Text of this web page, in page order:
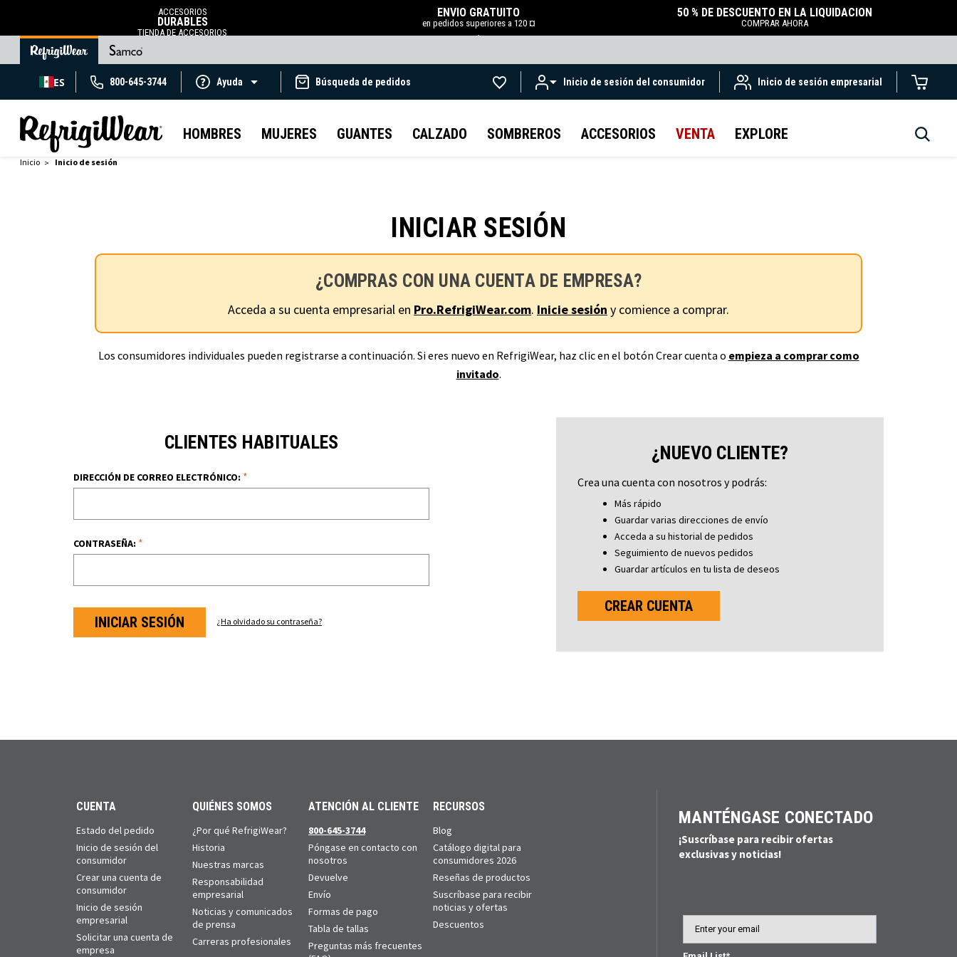
ACCESORIOS
DURABLES
TIENDA DE ACCESORIOS
ENVÍO GRATUITO
en pedidos superiores a 120 ¤
.
50 % DE DESCUENTO EN LA LIQUIDACIÓN
COMPRAR AHORA
ES 800-645-3744 Ayuda Búsqueda de pedidos Inicio de sesión del consumidor Inicio de sesión empresarial
HOMBRES MUJERES GUANTES CALZADO SOMBREROS ACCESORIOS VENTA EXPLORE
Inicio Inicio de sesión
INICIAR SESIÓN
¿COMPRAS CON UNA CUENTA DE EMPRESA?
Acceda a su cuenta empresarial en Pro.RefrigiWear.com. Inicie sesión y comience a comprar.
Los consumidores individuales pueden registrarse a continuación. Si eres nuevo en RefrigiWear, haz clic en el botón Crear cuenta o empieza a comprar como
invitado.
CLIENTES HABITUALES
DIRECCIÓN DE CORREO ELECTRÓNICO: *
CONTRASEÑA: *
¿Ha olvidado su contraseña?
¿NUEVO CLIENTE?
Crea una cuenta con nosotros y podrás:
Más rápido
Guardar varias direcciones de envío
Acceda a su historial de pedidos
Seguimiento de nuevos pedidos
Guardar artículos en tu lista de deseos
CREAR CUENTA
CUENTA
Estado del pedido
Inicio de sesión del
consumidor
Crear una cuenta de
consumidor
Inicio de sesión
empresarial
Solicitar una cuenta de
empresa
QUIÉNES SOMOS
¿Por qué RefrigiWear?
Historia
Nuestras marcas
Responsabilidad
empresarial
Noticias y comunicados
de prensa
Carreras profesionales
ATENCIÓN AL CLIENTE
800-645-3744
Póngase en contacto con
nosotros
Devuelve
Envío
Formas de pago
Tabla de tallas
Preguntas más frecuentes
RECURSOS
Blog
Catálogo digital para
consumidores 2026
Reseñas de productos
Suscríbase para recibir
noticias y ofertas
Descuentos
MANTÉNGASE CONECTADO
¡Suscríbase para recibir ofertas
exclusivas y noticias!